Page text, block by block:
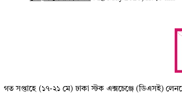
গত সপ্তাহে (১৭-২১ মে) ঢাকা স্টক এক্সচেঞ্জে (ডিএসই)